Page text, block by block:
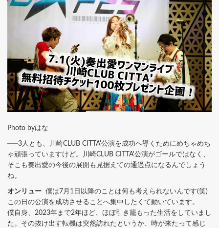
Photo byはな
──3人とも、川崎CLUB CITTA'公演を成功へ導くためにめちゃめち
ゃ頑張っていますけど。川崎CLUB CITTA'公演がゴールではなく、
そこも奏出愛の今後の展開も見据えての通過点になるんでしょう
ね。
オンリュー 僕は7月1日以降のことは何も考えられないんです(笑)
この日の公演を成功させることへ集中したくて動いています。
僕自身、2023年まで2年ほど、ほぼ引き籠もった生活をしていまし
た。その抜け出す転機は突然訪れたというか、時が来たって感じ